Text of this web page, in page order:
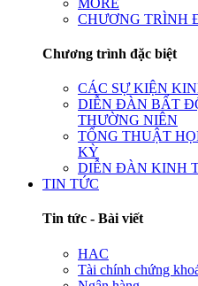
CHƯƠNG TRÌNH
Chương trình đặc biệt
CÁC SỰ KIỆN
DIỄN ĐÀN BẤT
THƯỜNG NIÊN
TỔNG THUẬT
KỲ
DIỄN ĐÀN KINH
TIN TỨC
Tin tức - Bài viết
HAC
Tài chính chứng